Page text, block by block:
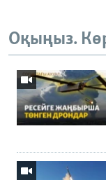
Оқыңыз.